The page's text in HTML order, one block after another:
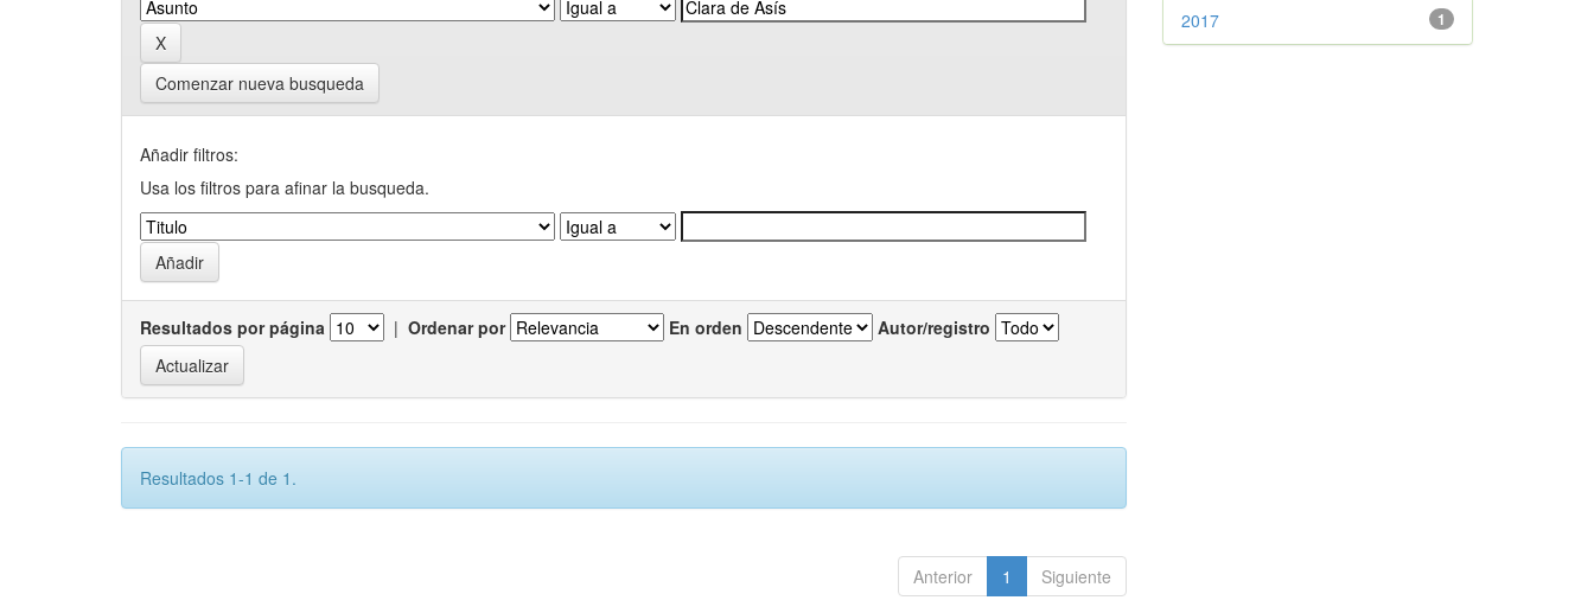
Comenzar nueva busqueda
Añadir filtros:
Usa los filtros para afinar la busqueda.
Resultados por página | Ordenar por En orden Autor/registro
Resultados 1-1 de 1.
Anterior 1 Siguiente
1
2017